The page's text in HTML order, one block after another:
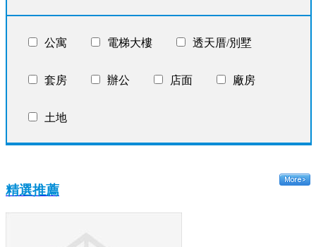
公寓 電梯大樓 透天厝/別墅
套房 辦公 店面 廠房
土地
精選推薦